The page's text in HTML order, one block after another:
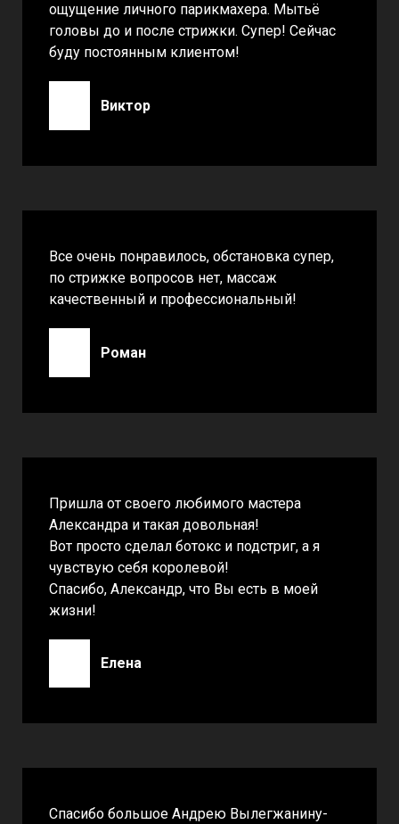
ощущение личного парикмахера. Мытьё
головы до и после стрижки. Супер! Сейчас
буду постоянным клиентом!
Виктор
Все очень понравилось, обстановка супер,
по стрижке вопросов нет, массаж
качественный и профессиональный!
Роман
Пришла от своего любимого мастера
Александра и такая довольная!
Вот просто сделал ботокс и подстриг, а я
чувствую себя королевой!
Спасибо, Александр, что Вы есть в моей
жизни!
Елена
Спасибо большое Андрею Вылегжанину-